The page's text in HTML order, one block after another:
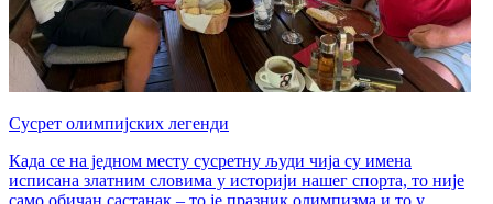
Сусрет олимпијских легенди
Када се на једном месту сусретну људи чија су имена
исписана златним словима у историји нашег спорта, то није
само обичан састанак – то је празник олимпизма и то у